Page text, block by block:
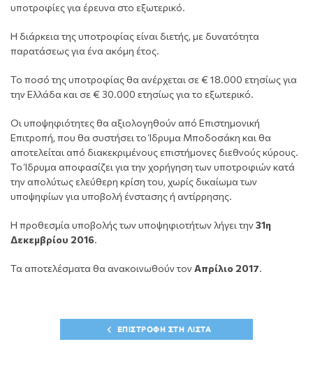
υποτροφίες για έρευνα στο εξωτερικό.
Η διάρκεια της υποτροφίας είναι διετής, με δυνατότητα
παρατάσεως για ένα ακόμη έτος.
Το ποσό της υποτροφίας θα ανέρχεται σε € 18.000 ετησίως για
την Ελλάδα και σε € 30.000 ετησίως για το εξωτερικό.
Οι υποψηφιότητες θα αξιολογηθούν από Επιστημονική
Επιτροπή, που θα συστήσει το Ίδρυμα Μποδοσάκη και θα
αποτελείται από διακεκριμένους επιστήμονες διεθνούς κύρους.
Το Ίδρυμα αποφασίζει για την χορήγηση των υποτροφιών κατά
την απολύτως ελεύθερη κρίση του, χωρίς δικαίωμα των
υποψηφίων για υποβολή ένστασης ή αντίρρησης.
Η προθεσμία υποβολής των υποψηφιοτήτων λήγει την31η
Δεκεμβρίου 2016.
Τα αποτελέσματα θα ανακοινωθούν τονΑπρίλιο 2017.
ΕΠΙΣΤΡΟΦΗ ΣΤΗ ΛΙΣΤΑ